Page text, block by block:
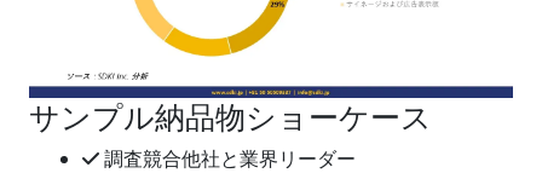
サンプル納品物ショーケース
調査競合他社と業界リーダー